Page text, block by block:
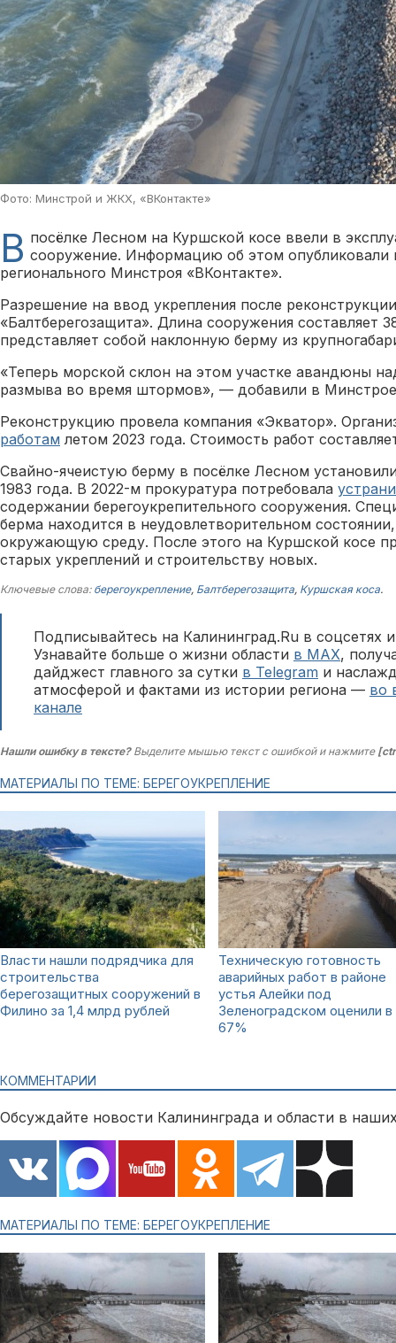
Фото: Минстрой и ЖКХ, «ВКонтакте»
В посёлке Лесном на Куршской косе ввели в
сооружение. Информацию об этом опубликовали
регионального Минстроя «ВКонтакте».
Разрешение на ввод укрепления после
«Балтберегозащита». Длина сооружения составляет
представляет собой наклонную берму из
«Теперь морской склон на этом участке авандюны
размыва во время штормов», — добавили в
Реконструкцию провела компания «Экватор».
работам летом 2023 года. Стоимость работ
Свайно-ячеистую берму в посёлке Лесном
1983 года. В 2022-м прокуратура потребовала
содержании берегоукрепительного сооружения.
берма находится в неудовлетворительном
окружающую среду. После этого на Куршской косе
старых укреплений и строительству новых.
Ключевые слова: берегоукрепление, Балтберегозащита, Куршская коса.
Подписывайтесь на Калининград.Ru в соцсетях
Узнавайте больше о жизни области в MAX,
дайджест главного за сутки в Telegram и
атмосферой и фактами из истории региона — во
канале
Нашли ошибку в тексте?Выделите мышью текст с ошибкой и нажмите
МАТЕРИАЛЫ ПО ТЕМЕ: БЕРЕГОУКРЕПЛЕНИЕ
Власти нашли подрядчика для
строительства
берегозащитных сооружений в
Филино за 1,4 млрд рублей
Техническую готовность
аварийных работ в районе
устья Алейки под
Зеленоградском оценили в
67%
КОММЕНТАРИИ
Обсуждайте новости Калининграда и области в
МАТЕРИАЛЫ ПО ТЕМЕ: БЕРЕГОУКРЕПЛЕНИЕ